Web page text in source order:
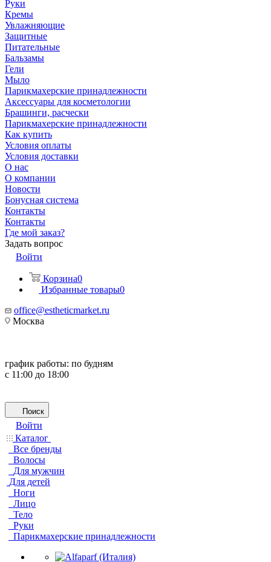
Руки
Кремы
Увлажняющие
Защитные
Питательные
Бальзамы
Гели
Мыло
Парикмахерские принадлежности
Аксессуары для косметологии
Брашинги, расчески
Парикмахерские принадлежности
Как купить
Условия оплаты
Условия доставки
О нас
О компании
Новости
Бонусная система
Контакты
Контакты
Где мой заказ?
Задать вопрос
Войти
Корзина0
Избранные товары0
office@estheticmarket.ru
Москва
график работы: по будням
с 11:00 до 18:00
Поиск
Войти
Каталог
Все бренды
Волосы
Для мужчин
Для детей
Ноги
Лицо
Тело
Руки
Парикмахерские принадлежности